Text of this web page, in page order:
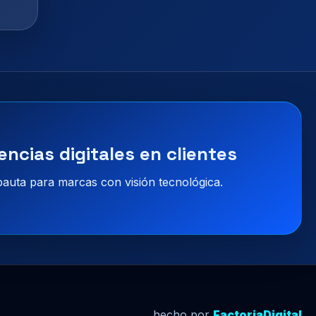
digitales en clientes
para marcas con visión tecnológica.